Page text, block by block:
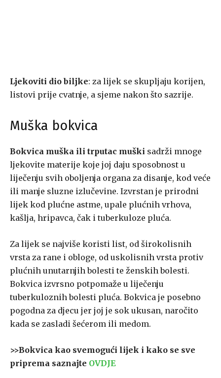
Ljekoviti dio biljke: za lijek se skupljaju korijen,
listovi prije cvatnje, a sjeme nakon što sazrije.
Muška bokvica
Bokvica muška ili trputac muški sadrži mnoge
ljekovite materije koje joj daju sposobnost u
liječenju svih oboljenja organa za disanje, kod veće
ili manje sluzne izlučevine. Izvrstan je prirodni
lijek kod plućne astme, upale plućnih vrhova,
kašlja, hripavca, čak i tuberkuloze pluća.
Za lijek se najviše koristi list, od širokolisnih
vrsta za rane i obloge, od uskolisnih vrsta protiv
plućnih unutarnjih bolesti te ženskih bolesti.
Bokvica izvrsno potpomaže u liječenju
tuberkuloznih bolesti pluća. Bokvica je posebno
pogodna za djecu jer joj je sok ukusan, naročito
kada se zasladi šećerom ili medom.
>>Bokvica kao svemogući lijek i kako se sve
priprema saznajte OVDJE